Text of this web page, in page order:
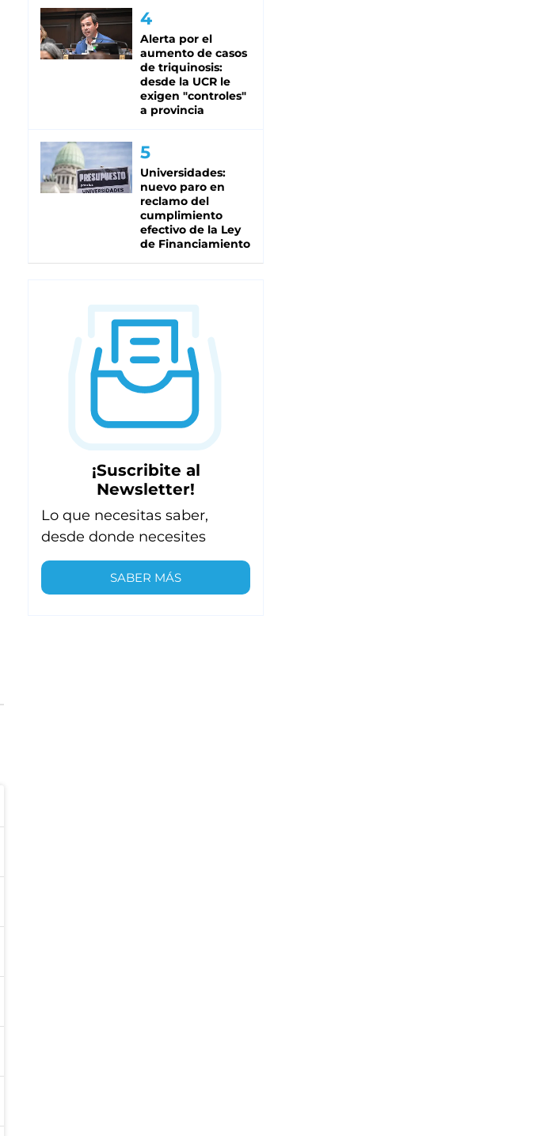
Alerta por el
aumento de casos
de triquinosis:
desde la UCR le
exigen "controles"
a provincia
Universidades:
nuevo paro en
reclamo del
cumplimiento
efectivo de la Ley
de Financiamiento
¡Suscribite al
Newsletter!
Lo que necesitas saber,
desde donde necesites
SABER MÁS